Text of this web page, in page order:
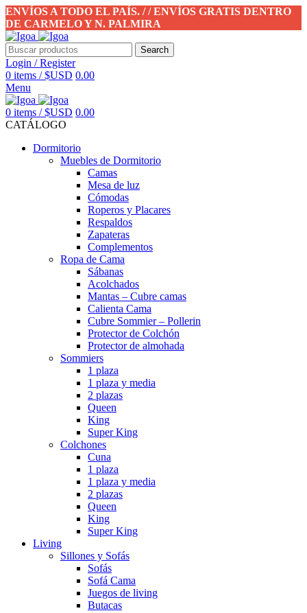
ENVÍOS A TODO EL PAÍS. / / ENVÍOS GRATIS DENTRO
DE CARMELO Y N. PALMIRA
Search
Login / Register
0 items / $USD 0.00
Menu
0 items / $USD 0.00
CATÁLOGO
Dormitorio
Muebles de Dormitorio
Camas
Mesa de luz
Cómodas
Roperos y Placares
Respaldos
Zapateras
Complementos
Ropa de Cama
Sábanas
Acolchados
Mantas – Cubre camas
Calienta Cama
Cubre Sommier – Pollerin
Protector de Colchón
Protector de almohada
Sommiers
1 plaza
1 plaza y media
2 plazas
Queen
King
Super King
Colchones
Cuna
1 plaza
1 plaza y media
2 plazas
Queen
King
Super King
Living
Sillones y Sofás
Sofás
Sofá Cama
Juegos de living
Butacas